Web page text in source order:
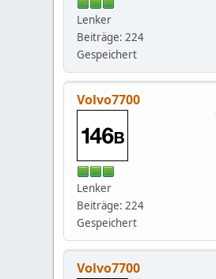
Lenker
Beiträge: 224
Gespeichert
Volvo7700
Lenker
Beiträge: 224
Gespeichert
Volvo7700